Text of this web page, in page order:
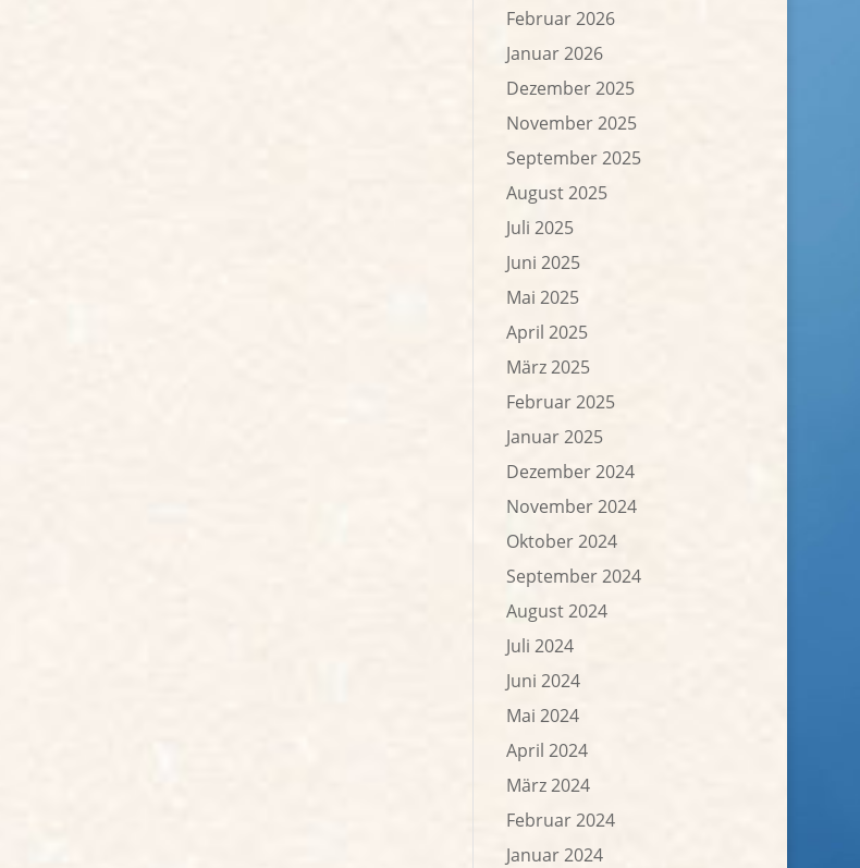
Februar 2026
Januar 2026
Dezember 2025
November 2025
September 2025
August 2025
Juli 2025
Juni 2025
Mai 2025
April 2025
März 2025
Februar 2025
Januar 2025
Dezember 2024
November 2024
Oktober 2024
September 2024
August 2024
Juli 2024
Juni 2024
Mai 2024
April 2024
März 2024
Februar 2024
Januar 2024